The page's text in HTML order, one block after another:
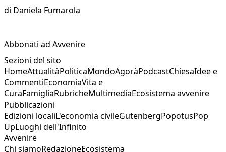
di Daniela Fumarola
Abbonati ad Avvenire
Sezioni del sito
HomeAttualitàPoliticaMondoAgoràPodcastChiesaIdee e
CommentiEconomiaVita e
CuraFamigliaRubricheMultimediaEcosistema avvenire
Pubblicazioni
Edizioni localiL'economia civileGutenbergPopotusPop
UpLuoghi dell'Infinito
Avvenire
Chi siamoRedazioneEcosistema